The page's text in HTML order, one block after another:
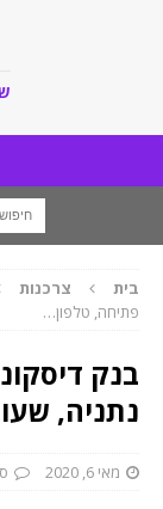
בית צרכנות
פתיחה, טלפון…
נתניה,
מאי 6, 2020